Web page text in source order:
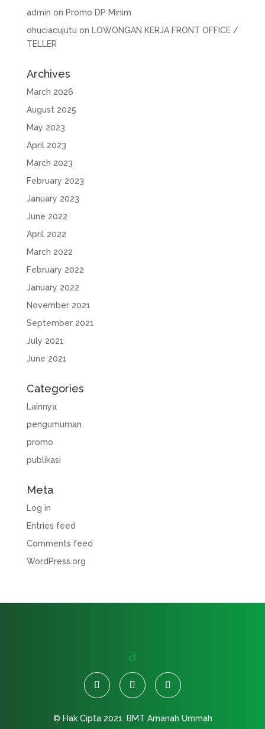
admin on Promo DP Minim
ohuciacujutu on LOWONGAN KERJA FRONT OFFICE /
TELLER
Archives
March 2026
August 2025
May 2023
April 2023
March 2023
February 2023
January 2023
June 2022
April 2022
March 2022
February 2022
January 2022
November 2021
September 2021
July 2021
June 2021
Categories
Lainnya
pengumuman
promo
publikasi
Meta
Log in
Entries feed
Comments feed
WordPress.org
© Hak Cipta 2021. BMT Amanah Ummah